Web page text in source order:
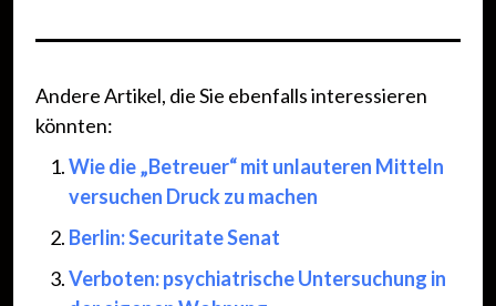
Andere Artikel, die Sie ebenfalls interessieren
könnten:
Wie die „Betreuer“ mit unlauteren Mitteln
versuchen Druck zu machen
Berlin: Securitate Senat
Verboten: psychiatrische Untersuchung in